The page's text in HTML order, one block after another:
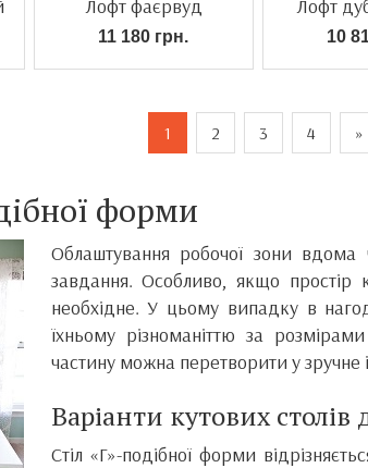
Лофт фаєрвуд
11 180 грн.
Лофт
10
1 2 3 4 »
форми
Облаштування робочої зони вдома
завдання. Особливо, якщо простір
необхідне. У цьому випадку в
їхньому різноманіттю за
частину можна перетворити у зручне
Варіанти кутових
Стіл «Г»-подібної форми